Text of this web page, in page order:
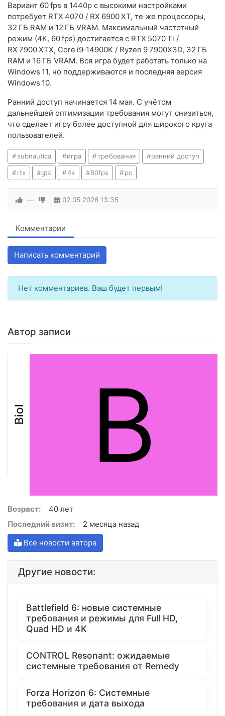
Вариант 60 fps в 1440p с высокими настройками
потребует RTX 4070 / RX 6900 XT, те же процессоры,
32 ГБ RAM и 12 ГБ VRAM. Максимальный частотный
режим (4K, 60 fps) достигается с RTX 5070 Ti /
RX 7900 XTX, Core i9‑14900K / Ryzen 9 7900X3D, 32 ГБ
RAM и 16 ГБ VRAM. Вся игра будет работать только на
Windows 11, но поддерживаются и последняя версия
Windows 10.
Ранний доступ начинается 14 мая. С учётом
дальнейшей оптимизации требования могут снизиться,
что сделает игру более доступной для широкого круга
пользователей.
subnautica игра требования ранний доступ
rtx gtx 4k 60fps pc
— 02.05.2026 13:35
Комментарии
Написать комментарий
Нет комментариев. Ваш будет первым!
Автор записи
Biol B
Возраст:
40 лет
Последний визит:
2 месяца назад
Все новости автора
Другие новости:
Battlefield 6: новые системные
требования и режимы для Full HD,
Quad HD и 4K
CONTROL Resonant: ожидаемые
системные требования от Remedy
Forza Horizon 6: Системные
требования и дата выхода